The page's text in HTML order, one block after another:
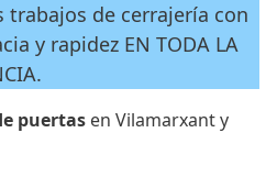
trabajos de cerrajería con
y rapidez EN TODA LA
puertas en Vilamarxant y